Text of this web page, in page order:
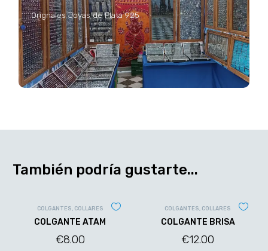
Orignales Joyas de Plata 925
También podría gustarte...
COLGANTES COLLARES
COLGANTE ATAM
€8.00
COLGANTES COLLARES
COLGANTE BRISA
€12.00